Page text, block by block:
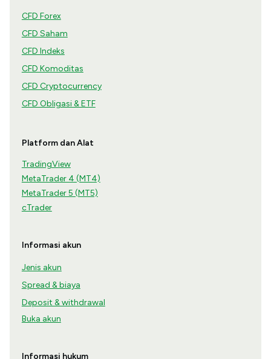
CFD Forex
CFD Saham
CFD Indeks
CFD Komoditas
CFD Cryptocurrency
CFD Obligasi & ETF
Platform dan Alat
TradingView
MetaTrader 4 (MT4)
MetaTrader 5 (MT5)
cTrader
Informasi akun
Jenis akun
Spread & biaya
Deposit & withdrawal
Buka akun
Informasi hukum